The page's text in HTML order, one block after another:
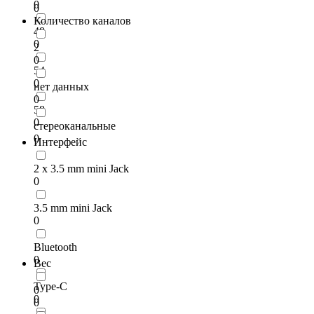
0
48
0
54
0
58
0
0
Количество каналов
2
0
нет данных
0
стереоканальные
0
Интерфейс
2 x 3.5 mm mini Jack
0
3.5 mm mini Jack
0
Bluetooth
0
Type-C
0
Вес
0
0